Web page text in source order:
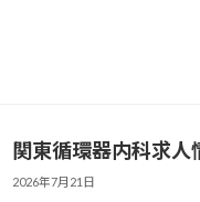
関東循環器内科求人
2026年7月21日